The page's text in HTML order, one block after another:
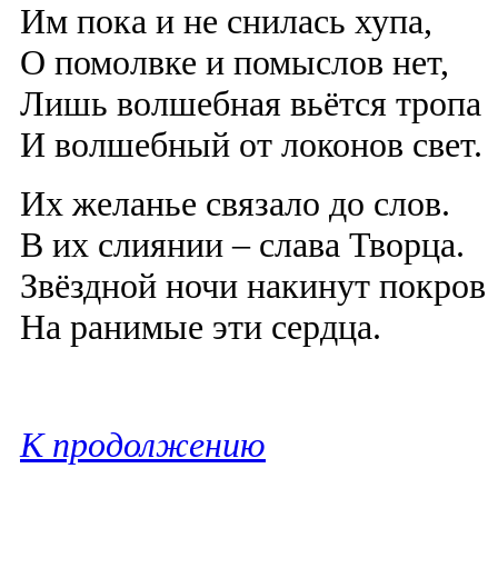
Им пока и не снилась хупа,
О помолвке и помыслов нет,
Лишь волшебная вьётся тропа
И волшебный от локонов свет.
Их желанье связало до слов.
В их слиянии – слава Творца.
Звёздной ночи накинут покров
На ранимые эти сердца.
К продолжению